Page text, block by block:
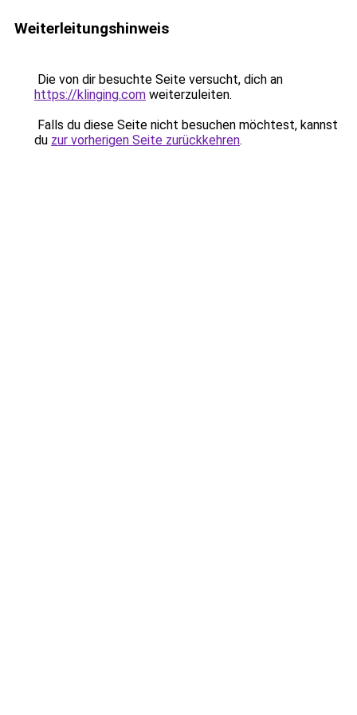
Weiterleitungshinweis
Die von dir besuchte Seite versucht, dich an
https://klinging.com weiterzuleiten.
Falls du diese Seite nicht besuchen möchtest, kannst
du zur vorherigen Seite zurückkehren.